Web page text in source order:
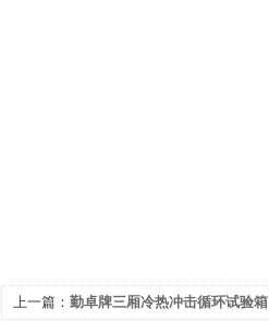
上一篇： 勤卓牌三厢冷热冲击循环试验箱